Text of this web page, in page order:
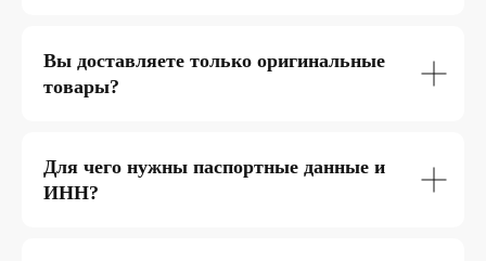
Вы доставляете только оригинальные
товары?
Для чего нужны паспортные данные и
ИНН?